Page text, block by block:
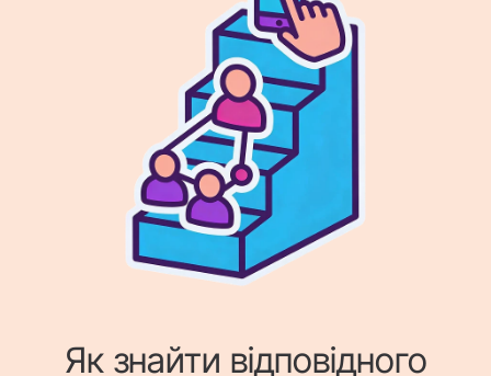
Як знайти відповідного